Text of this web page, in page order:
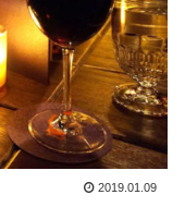
2019.01.09